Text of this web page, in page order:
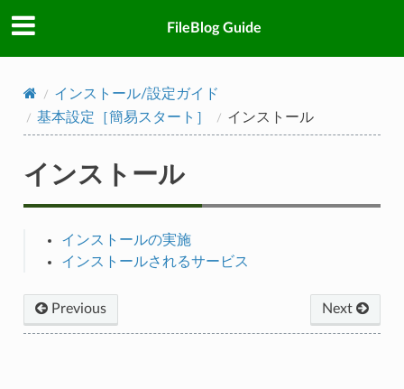
FileBlog Guide
インストール/設定ガイド
基本設定［簡易スタート］
インストール
インストール
インストールの実施
インストールされるサービス
Previous Next